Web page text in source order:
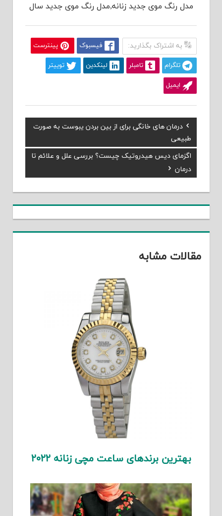
مدل رنگ موی جدید زنانه,مدل رنگ موی جدید سال
به اشتراک بگذارید: فیسبوک پینترست
تلگرام تامبلر لینکدین توییتر
ایمیل
راهبری
نوشته
Previous
Post:
درمان های خانگی برای از بین بردن یبوست به صورت
طبیعی
Next
Post:
اگزمای دیس هیدروتیک چیست؟ بررسی علل و علائم تا
درمان
مقالات مشابه
بهترین برندهای ساعت مچی زنانه ۲۰۲۲